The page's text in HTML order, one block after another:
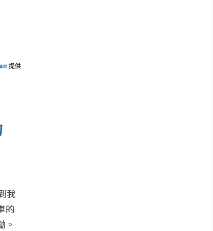
提供
我
的
。